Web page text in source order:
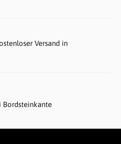
Versand in
Bordsteinkante